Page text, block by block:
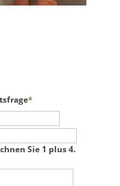
*
Sie 1 plus 4.